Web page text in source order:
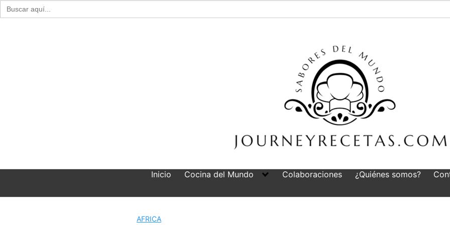
Buscar:
Inicio Cocina del Mundo Colaboraciones ¿Quiénes somos?
AFRICA